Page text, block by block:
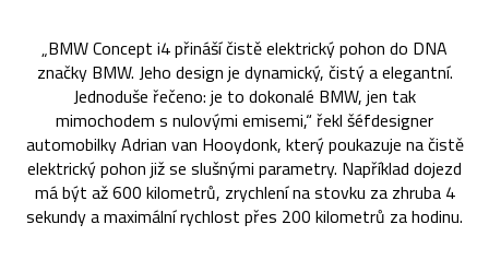
„BMW Concept i4 přináší čistě elektrický pohon do DNA
značky BMW. Jeho design je dynamický, čistý a elegantní.
Jednoduše řečeno: je to dokonalé BMW, jen tak
mimochodem s nulovými emisemi,“ řekl šéfdesigner
automobilky Adrian van Hooydonk, který poukazuje na čistě
elektrický pohon již se slušnými parametry. Například dojezd
má být až 600 kilometrů, zrychlení na stovku za zhruba 4
sekundy a maximální rychlost přes 200 kilometrů za hodinu.